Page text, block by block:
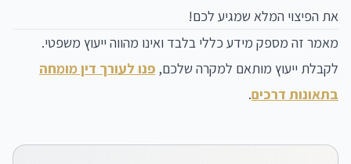
את הפיצוי המלא שמגיע לכם!
מאמר זה מספק מידע כללי בלבד ואינו מהווה ייעוץ משפטי.
לקבלת ייעוץ מותאם למקרה שלכם, פנו לעורך דין מומחה
בתאונות דרכים.